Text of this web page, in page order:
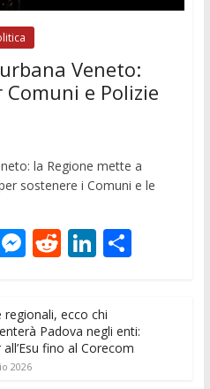
Veneto:
e Polizie
la Regione mette a
sostenere i Comuni e le
M
ss
e
n
R
di
t
Li
k
e
dI
C
di
vi
regionali, ecco chi
Padova negli enti:
all’Esu fino al Corecom
2026